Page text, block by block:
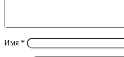
Имя *